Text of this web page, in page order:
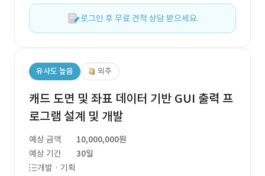
로그인 후 무료 견적 상담 받으세요.
유사도 높음 외주
캐드 도면 및 좌표 데이터 기반 GUI 출력 프
로그램 설계 및 개발
예상 금액
10,000,000원
예상 기간
30일
개발 · 기획